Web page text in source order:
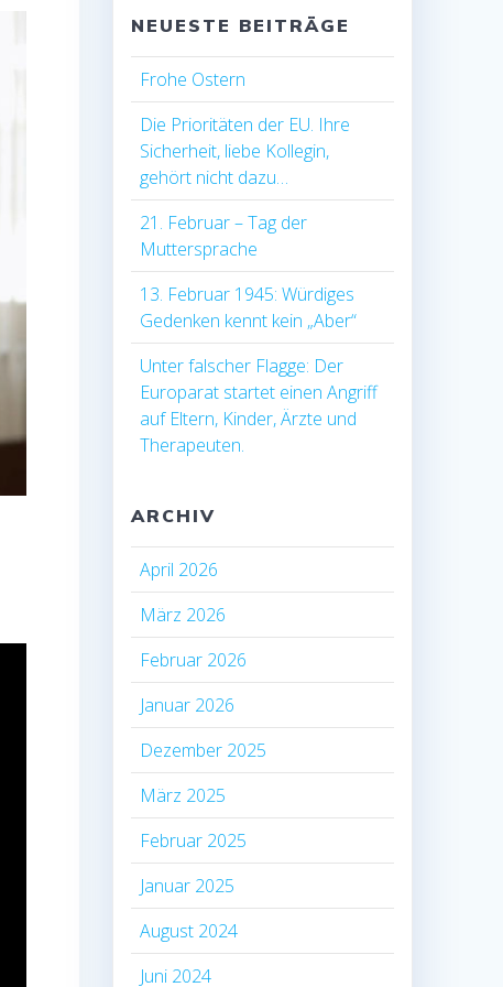
NEUESTE BEITRÄGE
Frohe Ostern
Die Prioritäten der EU. Ihre
Sicherheit, liebe Kollegin,
gehört nicht dazu…
21. Februar – Tag der
Muttersprache
13. Februar 1945: Würdiges
Gedenken kennt kein „Aber“
Unter falscher Flagge: Der
Europarat startet einen Angriff
auf Eltern, Kinder, Ärzte und
Therapeuten.
ARCHIV
April 2026
März 2026
Februar 2026
Januar 2026
Dezember 2025
März 2025
Februar 2025
Januar 2025
August 2024
Juni 2024